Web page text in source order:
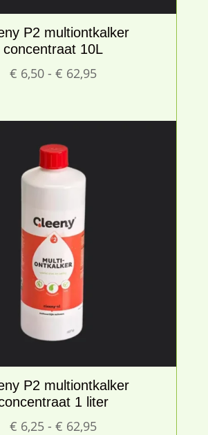
P2 multiontkalker
concentraat 10L
€ 6,50 - € 62,95Prijsklasse:
P2 multiontkalker
1 liter
€ 6,25 - € 62,95Prijsklasse: